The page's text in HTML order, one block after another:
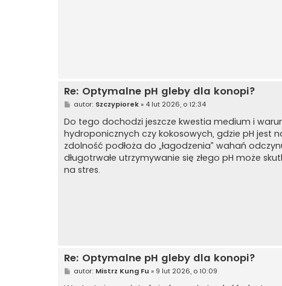
Re: Optymalne pH gleby dla konopi?
P
s
t
autor: Szczypiorek» 4 lut 2026, o 12:34
Do tego dochodzi jeszcze kwestia medium i
hydroponicznych czy kokosowych, gdzie pH jest
zdolność podłoża do „łagodzenia” wahań
długotrwałe utrzymywanie się złego pH może
na stres.
Re: Optymalne pH gleby dla konopi?
Pautor: Mistrz Kung Fu » 9 lut 2026, o 10:09